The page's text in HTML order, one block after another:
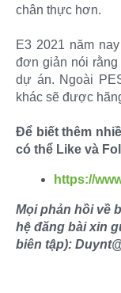
chân thực hơn.
E3 2021 năm
đơn giản nói rằng
dự án. Ngoài
khác sẽ được
Để biết thêm
có thể Like và
https://
Mọi phản hồi về
hệ đăng bài xin
biên tập):